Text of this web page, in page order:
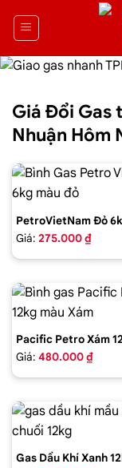
Giá Đổi Gas
Nhuận Hôm
PetroVietNam Đỏ
Giá: 275.000 ₫
Pacific Petro Xám
Giá: 480.000 ₫
Gas Dầu Khí Xanh